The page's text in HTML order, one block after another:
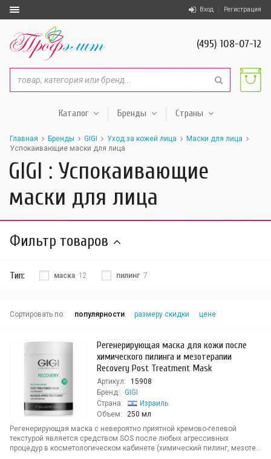
Вход Регистрация
(495) 108-07-12
Каталог Бренды Страны
Главная Бренды GIGI Уход за кожей лица
Маски для лица
Успокаивающие маски для лица
GIGI : Успокаивающие
маски для лица
Фильтр товаров
Тип: маска 12 пилинг 7
Сортировать по: популярности размеру скидки цене
Регенерирующая маска для кожи после
химического пилинга и мезотерапии
Recovery Post Treatment Mask
Артикул:
15908
Бренд:
GIGI
Страна:
Израиль
Объем:
250 мл
Регенерирующая маска с невероятно приятной кремово-гелевой
текстурой является средством SOS после любых агрессивных
процедур в косметологическом кабинете (химический пилинг, мезоте...